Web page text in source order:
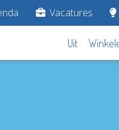
Vacatures
Uit